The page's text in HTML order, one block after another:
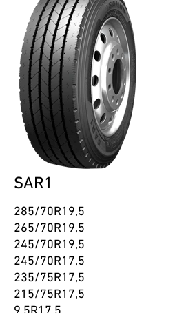
SAR1
285/70R19,5
265/70R19,5
245/70R19,5
245/70R17,5
235/75R17,5
215/75R17,5